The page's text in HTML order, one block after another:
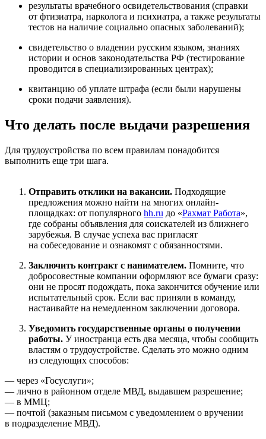
результаты врачебного освидетельствования (справки
от фтизиатра, нарколога и психиатра, а также результаты
тестов на наличие социально опасных заболеваний);
свидетельство о владении русским языком, знаниях
истории и основ законодательства РФ (тестирование
проводится в специализированных центрах);
квитанцию об уплате штрафа (если были нарушены
сроки подачи заявления).
Что делать после выдачи разрешения
Для трудоустройства по всем правилам понадобится
выполнить еще три шага.
Отправить отклики на вакансии. Подходящие
предложения можно найти на многих онлайн-
площадках: от популярного hh.ru до «Рахмат Работа»,
где собраны объявления для соискателей из ближнего
зарубежья. В случае успеха вас пригласят
на собеседование и ознакомят с обязанностями.
Заключить контракт с нанимателем. Помните, что
добросовестные компании оформляют все бумаги сразу:
они не просят подождать, пока закончится обучение или
испытательный срок. Если вас приняли в команду,
настаивайте на немедленном заключении договора.
Уведомить государственные органы о получении
работы. У иностранца есть два месяца, чтобы сообщить
властям о трудоустройстве. Сделать это можно одним
из следующих способов:
— через «Госуслуги»;
— лично в районном отделе МВД, выдавшем разрешение;
— в ММЦ;
— почтой (заказным письмом с уведомлением о вручении
в подразделение МВД).